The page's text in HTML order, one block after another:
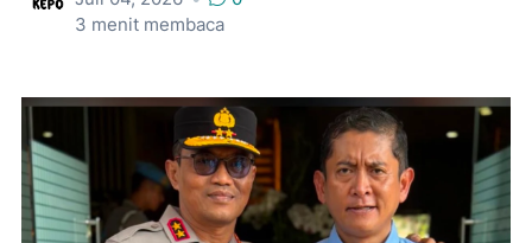
3 menit membaca